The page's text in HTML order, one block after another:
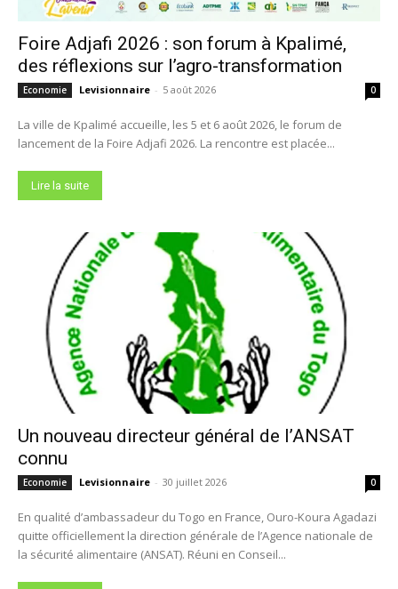
Foire Adjafi 2026 : son forum à Kpalimé,
des réflexions sur l’agro-transformation
Economie Levisionnaire - 5 août 2026 0
La ville de Kpalimé accueille, les 5 et 6 août 2026, le forum de
lancement de la Foire Adjafi 2026. La rencontre est placée...
Lire la suite
Un nouveau directeur général de l’ANSAT
connu
Economie Levisionnaire - 30 juillet 2026 0
En qualité d’ambassadeur du Togo en France, Ouro-Koura Agadazi
quitte officiellement la direction générale de l’Agence nationale de
la sécurité alimentaire (ANSAT). Réuni en Conseil...